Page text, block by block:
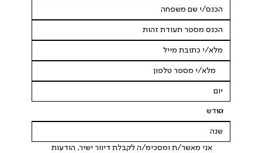
אני מאשר/ת ומסכימ/ה לקבלת דיוור ישיר, הודעות